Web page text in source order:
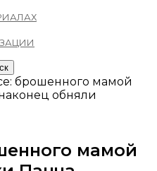
брошенного мамой
обняли
мамой